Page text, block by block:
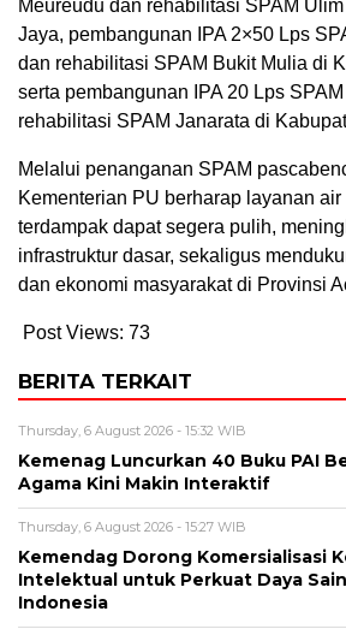
Meureudu dan rehabilitasi SPAM
Jaya, pembangunan IPA 2×50 Lps
dan rehabilitasi SPAM Bukit Mulia di
serta pembangunan IPA 20 Lps
rehabilitasi SPAM Janarata di
Melalui penanganan SPAM
Kementerian PU berharap layanan
terdampak dapat segera pulih,
infrastruktur dasar, sekaligus
dan ekonomi masyarakat di Provinsi
Post Views: 73
BERITA TERKAIT
Thursday, 6 August 2026 - 15:32 WIB
Kemenag Luncurkan 40 Buku PAI
Agama Kini Makin Interaktif
Thursday, 6 August 2026 - 15:27 WIB
Kemendag Dorong Komersialisasi
Intelektual untuk Perkuat Daya
Indonesia